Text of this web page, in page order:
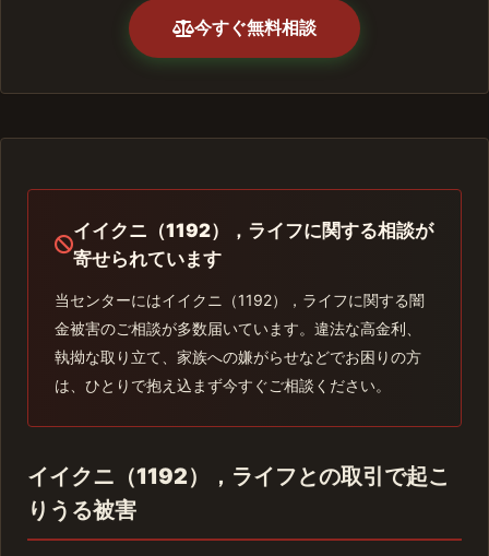
今すぐ無料相談
イイクニ（1192），ライフに関する相談が
寄せられています
当センターにはイイクニ（1192），ライフに関する闇
金被害のご相談が多数届いています。違法な高金利、
執拗な取り立て、家族への嫌がらせなどでお困りの方
は、ひとりで抱え込まず今すぐご相談ください。
イイクニ（1192），ライフとの取引で起こ
りうる被害